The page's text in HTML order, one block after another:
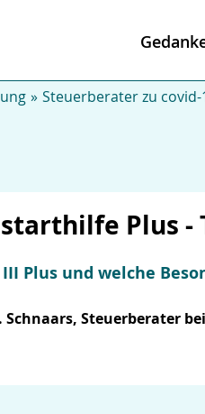
Steuerberater zu
Plus -
Plus und welche
Steuerberater